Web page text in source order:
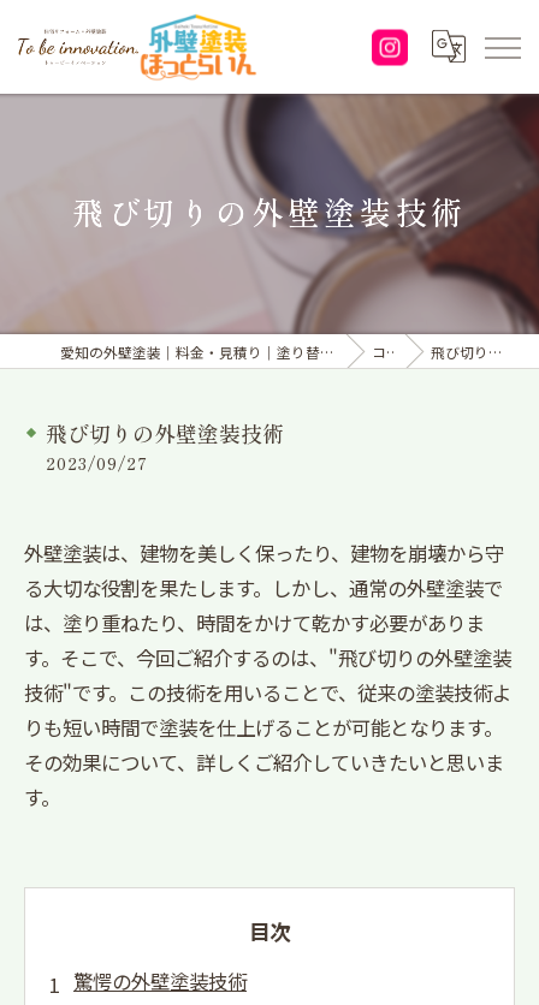
飛び切りの外壁塗装技術
愛知の外壁塗装｜料金・見積り｜塗り替えなら「株式会社To be innovation.」へ コラム 飛び切りの外壁塗装技術
飛び切りの外壁塗装技術
2023/09/27
外壁塗装は、建物を美しく保ったり、建物を崩壊から守
る大切な役割を果たします。しかし、通常の外壁塗装で
は、塗り重ねたり、時間をかけて乾かす必要がありま
す。そこで、今回ご紹介するのは、"飛び切りの外壁塗装
技術"です。この技術を用いることで、従来の塗装技術よ
りも短い時間で塗装を仕上げることが可能となります。
その効果について、詳しくご紹介していきたいと思いま
す。
目次
驚愕の外壁塗装技術